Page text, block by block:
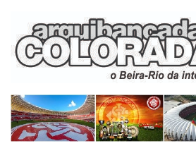
content
Arquibancada